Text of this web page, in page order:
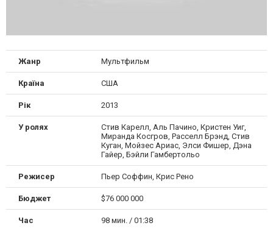
Жанр Мультфильм
Країна США
Рік 2013
У ролях
Стив Карелл, Аль Пачино, Кристен Уиг,
Миранда Косгров, Расселл Брэнд, Стив
Куган, Мойзес Ариас, Элси Фишер, Дэна
Гайер, Бэйли Гамбертольо
Режисер Пьер Соффин, Крис Рено
Бюджет $76 000 000
Час 98 мин. / 01:38